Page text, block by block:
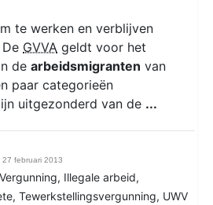
te werken en verblijven
GVVA geldt voor het
de arbeidsmigranten van
paar categorieën
uitgezonderd van de ...
27 februari 2013
Vergunning, Illegale arbeid,
, Tewerkstellingsvergunning, UWV